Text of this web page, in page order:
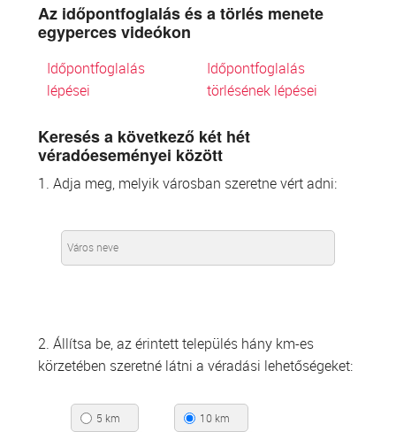
Az időpontfoglalás és a törlés menete
egyperces videókon
Időpontfoglalás
lépései
Időpontfoglalás
törlésének lépései
Keresés a következő két hét
véradóeseményei között
1. Adja meg, melyik városban szeretne vért adni:
2. Állítsa be, az érintett település hány km-es
körzetében szeretné látni a véradási lehetőségeket:
5 km
10 km